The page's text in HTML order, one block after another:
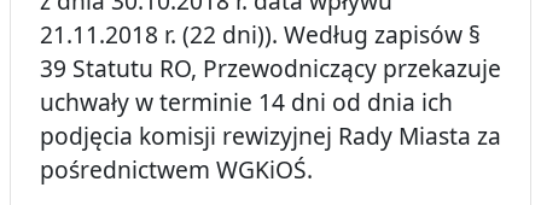
21.11.2018 r. (22 dni)). Według zapisów §
39 Statutu RO, Przewodniczący przekazuje
uchwały w terminie 14 dni od dnia ich
podjęcia komisji rewizyjnej Rady Miasta za
pośrednictwem WGKiOŚ.